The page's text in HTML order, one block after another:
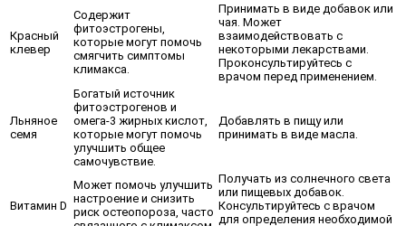
Красный
клевер
Содержит
фитоэстрогены,
которые могут помочь
смягчить симптомы
климакса.
Принимать в виде добавок или
чая. Может
взаимодействовать с
некоторыми лекарствами.
Проконсультируйтесь с
врачом перед применением.
Льняное
семя
Богатый источник
фитоэстрогенов и
омега-3 жирных кислот,
которые могут помочь
улучшить общее
самочувствие.
Добавлять в пищу или
принимать в виде масла.
Витамин D
Может помочь улучшить
настроение и снизить
риск остеопороза, часто
Получать из солнечного света
или пищевых добавок.
Консультируйтесь с врачом
для определения необходимой